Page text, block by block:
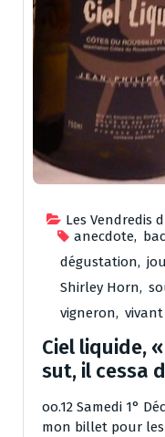
Les Vendredis
anecdote,
dégustation,
Shirley Horn,
vigneron, vivant
Ciel liquide,
sut, il cessa
oo.12 Samedi 1°
mon billet pour les